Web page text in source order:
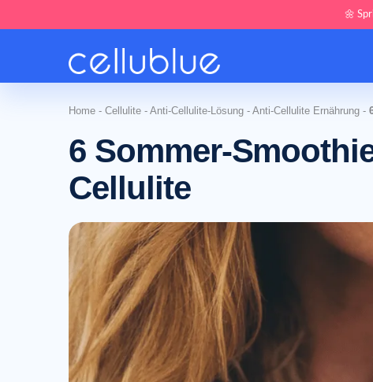
🌼
Home - Cellulite - Anti-Cellulite-Lösung - Anti-Cellulite Ernährung -
6 Sommer-
Cellulite